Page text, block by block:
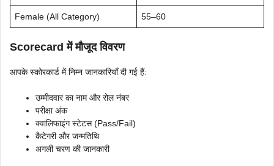
Female (All Category) 55–60
Scorecard में मौजूद विवरण
आपके स्कोरकार्ड में निम्न जानकारियाँ दी गई हैं:
उम्मीदवार का नाम और रोल नंबर
परीक्षा अंक
क्वालिफाइंग स्टेटस (Pass/Fail)
कैटेगरी और जन्मतिथि
अगली चरण की जानकारी